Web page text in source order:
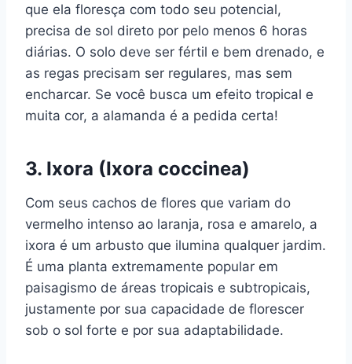
que ela floresça com todo seu potencial,
precisa de sol direto por pelo menos 6 horas
diárias. O solo deve ser fértil e bem drenado, e
as regas precisam ser regulares, mas sem
encharcar. Se você busca um efeito tropical e
muita cor, a alamanda é a pedida certa!
3. Ixora (Ixora coccinea)
Com seus cachos de flores que variam do
vermelho intenso ao laranja, rosa e amarelo, a
ixora é um arbusto que ilumina qualquer jardim.
É uma planta extremamente popular em
paisagismo de áreas tropicais e subtropicais,
justamente por sua capacidade de florescer
sob o sol forte e por sua adaptabilidade.